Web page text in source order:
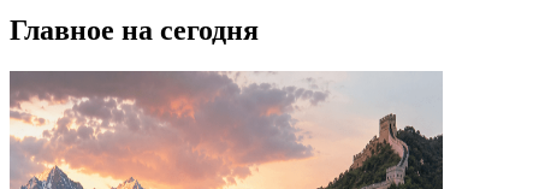
Главное на сегодня